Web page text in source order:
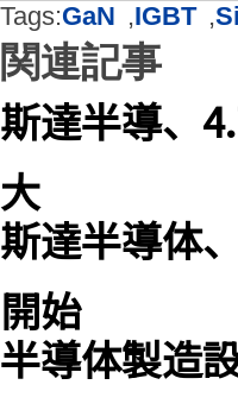
Tags:GaN ,IGBT ,
関連記事
斯達半導、
大
斯達半導体
開始
半導体製造